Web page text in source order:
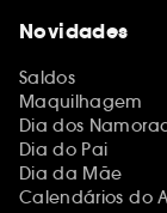
Novidades
Saldos
Maquilhagem
Dia dos
Dia do Pai
Dia da Mãe
Calendários do